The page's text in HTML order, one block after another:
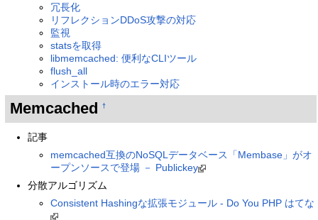
冗長化
リフレクションDDoS攻撃の対応
監視
statsを取得
libmemcached: 便利なCLIツール
flush_all
インストール時のエラー対応
Memcached †
記事
memcached互換のNoSQLデータベース「Membase」がオ
ープンソースで登場 － Publickey
分散アルゴリズム
Consistent Hashingな拡張モジュール - Do You PHP はてな